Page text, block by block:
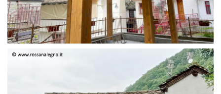
STRUTTURA IN ABETE LAMELLARE